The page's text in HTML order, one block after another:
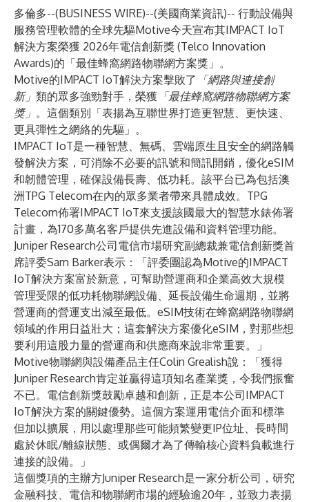
多倫多--(BUSINESS WIRE)--(美國商業資訊)-- 行動設備與
服務管理軟體的全球先驅Motive今天宣布其IMPACT IoT
解決方案榮獲 2026年電信創新獎 (Telco Innovation
Awards)的「最佳蜂窩網路物聯網方案獎」。
Motive的IMPACT IoT解決方案擊敗了 「網路與連接創
新」 類的眾多強勁對手，榮獲 「最佳蜂窩網路物聯網方案
獎」 。這個類別「表揚為互聯世界打造更智慧、更快速、
更具彈性之網絡的先驅」。
IMPACT IoT是一種智慧、無碼、雲端原生且安全的網路觸
發解決方案，可消除不必要的訊號和簡訊開銷，優化eSIM
和韌體管理，確保設備長壽、低功耗。該平台已為包括澳
洲TPG Telecom在內的眾多業者帶來具體成效。TPG
Telecom佈署IMPACT IoT來支援該國最大的智慧水錶佈署
計畫，為170多萬名客戶提供先進設備和資料管理功能。
Juniper Research公司電信市場研究副總裁兼電信創新獎首
席評委Sam Barker表示：「評委團認為Motive的IMPACT
IoT解決方案富於新意，可幫助營運商和企業高效大規模
管理受限的低功耗物聯網設備、延長設備生命週期，並將
營運商的營運支出減至最低。eSIM技術在蜂窩網路物聯網
領域的作用日益壯大；這套解決方案優化eSIM，對那些想
要利用這股力量的營運商和供應商來說非常重要。」
Motive物聯網與設備產品主任Colin Grealish說：「獲得
Juniper Research肯定並贏得這項知名產業獎，令我們振奮
不已。電信創新獎鼓勵卓越和創新，正是本公司IMPACT
IoT解決方案的關鍵優勢。這個方案運用電信介面和標準
但加以擴展，用以處理那些可能頻繁變更IP位址、長時間
處於休眠/離線狀態、或偶爾才為了傳輸核心資料負載進行
連接的設備。」
這個獎項的主辦方Juniper Research是一家分析公司，研究
金融科技、電信和物聯網市場的經驗逾20年，並致力表揚